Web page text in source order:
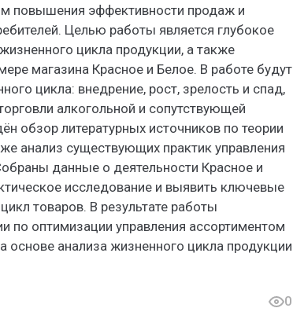
повышения эффективности продаж и
Целью работы является глубокое
цикла продукции, а также
магазина Красное и Белое. В работе будут
цикла: внедрение, рост, зрелость и спад,
алкогольной и сопутствующей
обзор литературных источников по теории
анализ существующих практик управления
данные о деятельности Красное и
исследование и выявить ключевые
товаров. В результате работы
по оптимизации управления ассортиментом
основе анализа жизненного цикла продукции
0